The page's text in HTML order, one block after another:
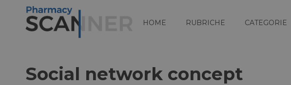
HOME RUBRICHE CATEGORIE
Social network concept